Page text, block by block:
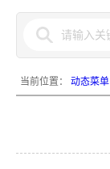
当前位置： 动态菜单